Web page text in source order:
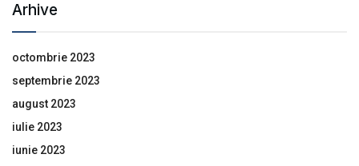
Arhive
octombrie 2023
septembrie 2023
august 2023
iulie 2023
iunie 2023